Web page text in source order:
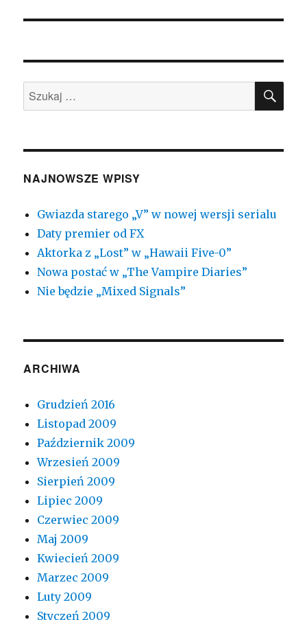
Szukaj:
NAJNOWSZE WPISY
Gwiazda starego „V” w nowej wersji serialu
Daty premier od FX
Aktorka z „Lost” w „Hawaii Five-0”
Nowa postać w „The Vampire Diaries”
Nie będzie „Mixed Signals”
ARCHIWA
Grudzień 2016
Listopad 2009
Październik 2009
Wrzesień 2009
Sierpień 2009
Lipiec 2009
Czerwiec 2009
Maj 2009
Kwiecień 2009
Marzec 2009
Luty 2009
Styczeń 2009